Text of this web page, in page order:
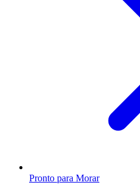
Pronto para Morar